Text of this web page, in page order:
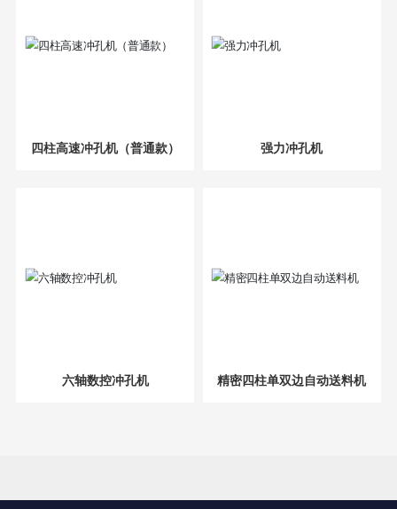
四柱高速冲孔机（普通款） 强力冲孔机
六轴数控冲孔机 精密四柱单双边自动送料机